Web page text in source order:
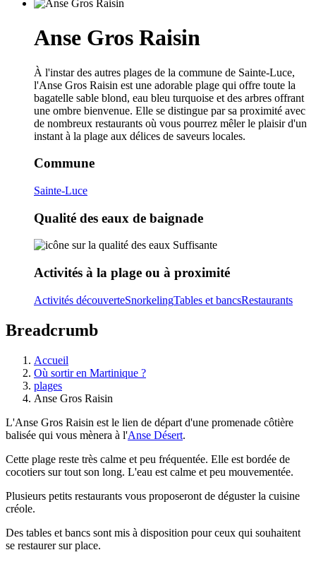
Anse Gros Raisin
À l'instar des autres plages de la commune de Sainte-Luce,
l'Anse Gros Raisin est une adorable plage qui offre toute la
bagatelle sable blond, eau bleu turquoise et des arbres offrant
une ombre bienvenue. Elle se distingue par sa proximité avec
de nombreux restaurants où vous pourrez mêler le plaisir d'un
instant à la plage aux délices de saveurs locales.
Commune
Sainte-Luce
Qualité des eaux de baignade
Suffisante
Activités à la plage ou à proximité
Activités découverteSnorkelingTables et bancsRestaurants
Breadcrumb
Accueil
Où sortir en Martinique ?
plages
Anse Gros Raisin
L'Anse Gros Raisin est le lien de départ d'une promenade côtière
balisée qui vous mènera à l'Anse Désert.
Cette plage reste très calme et peu fréquentée. Elle est bordée de
cocotiers sur tout son long. L'eau est calme et peu mouvementée.
Plusieurs petits restaurants vous proposeront de déguster la cuisine
créole.
Des tables et bancs sont mis à disposition pour ceux qui souhaitent
se restaurer sur place.